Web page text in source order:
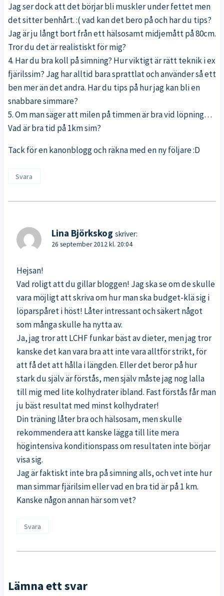
Jag ser dock att det börjar bli muskler under fettet men
det sitter benhårt. :( vad kan det bero på och har du tips?
Jag är ju långt bort från ett hälsosamt midjemått på 80cm.
Tror du det är realistiskt för mig?
4. Har du bra koll på simning? Hur viktigt är rätt teknik i ex
fjärilssim? Jag har alltid bara sprattlat och använder så ett
ben mer än det andra. Har du tips på hur jag kan bli en
snabbare simmare?
5. Om man säger att milen på timmen är bra vid löpning…
Vad är bra tid på 1km sim?
Tack för en kanonblogg och räkna med en ny följare :D
Svara
Lina Björkskog skriver:
26 september 2012 kl. 20:04
Hejsan!
Vad roligt att du gillar bloggen! Jag ska se om de skulle
vara möjligt att skriva om hur man ska budget-klä sig i
löparspåret i höst! Låter intressant och säkert något
som många skulle ha nytta av.
Ja, jag tror att LCHF funkar bäst av dieter, men jag tror
kanske det kan vara bra att inte vara alltför strikt, för
att få det att hålla i längden. Eller det beror på hur
stark du själv är förstås, men själv måste jag nog lalla
till mig med lite kolhydrater ibland. Fast förstås får man
ju bäst resultat med minst kolhydrater!
Din träning låter bra och hälsosam, men skulle
rekommendera att kanske lägga till lite mera
högintensiva konditionspass om resultaten inte börjar
visa sig.
Jag är faktiskt inte bra på simning alls, och vet inte hur
man simmar fjärilsim eller vad en bra tid är på 1 km.
Kanske någon annan här som vet?
Svara
Lämna ett svar